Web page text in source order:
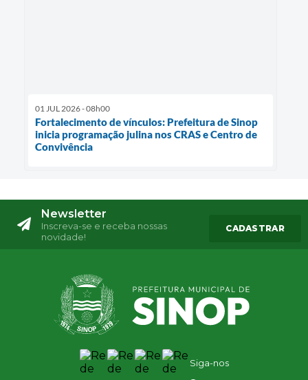
01 JUL 2026 - 08h00
Fortalecimento de vínculos: Prefeitura de Sinop
inicia programação julina nos CRAS e Centro de
Convivência
Newsletter
Inscreva-se e receba nossas
novidade!
CADASTRAR
Siga-nos